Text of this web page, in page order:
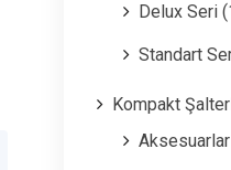
Delux Seri
Standart
Kompakt
Aksesuarlar